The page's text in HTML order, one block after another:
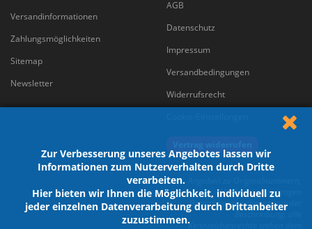
Zur Verbesserung unseres Angebotes lassen wir
Informationen zum Nutzerverhalten durch Dritte
verarbeiten.
Hier bieten wir Ihnen die Möglichkeit, individuell zu
jeder einzelnen Datenverarbeitung durch Drittanbeiter
zuzustimmen.
Versandinformationen
Zahlungsmöglichkeiten
Sitemap
Newsletter
AGB
Datenschutz
Impressum
Versandbedingungen
Widerrufsrecht
Marken und sonstigen
Bezeichnungen dienen nur der
Beschreibung; alle
Kennzeichenrechte stehen dem